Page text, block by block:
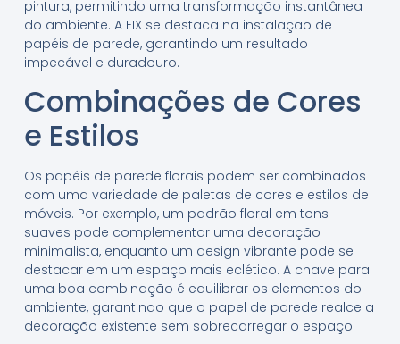
pintura, permitindo uma transformação instantânea
do ambiente. A FIX se destaca na instalação de
papéis de parede, garantindo um resultado
impecável e duradouro.
Combinações de Cores
e Estilos
Os papéis de parede florais podem ser combinados
com uma variedade de paletas de cores e estilos de
móveis. Por exemplo, um padrão floral em tons
suaves pode complementar uma decoração
minimalista, enquanto um design vibrante pode se
destacar em um espaço mais eclético. A chave para
uma boa combinação é equilibrar os elementos do
ambiente, garantindo que o papel de parede realce a
decoração existente sem sobrecarregar o espaço.